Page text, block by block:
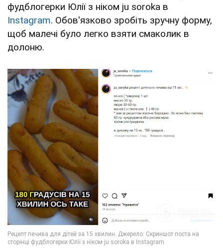
фудблогерки Юлії з ніком ju soroka в
Instagram. Обов'язково зробіть зручну форму,
щоб малечі було легко взяти смаколик в
долоню.